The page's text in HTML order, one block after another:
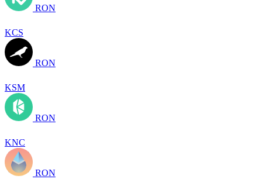
RON
KCS
RON
KSM
RON
KNC
RON